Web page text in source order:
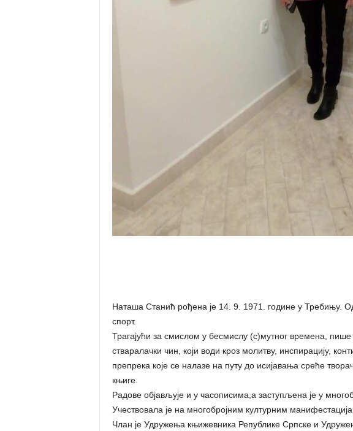
Наташа Станић рођена је 14. 9. 1971. године у Требињу.
спорт.
Трагајући за смислом у бесмислу (с)мутног времена, пише
стваралачки чин, који води кроз молитву, инспирацију,
препрека које се налазе на путу до исијавања среће
књиге.
Радове објављује и у часописима,а заступљена је у
Учествовала је на многобројним културним
Члан је Удружења књижевника Републике Српске и